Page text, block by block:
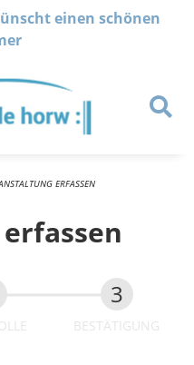
einen schönen
ERFASSEN
BESTÄTIGUNG